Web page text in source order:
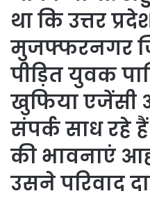
था कि उत्तर
मुजफ्फरनगर
पीड़ित युवक
खुफिया
संपर्क साध रहे
की भावनाएं
उसने परिवाद